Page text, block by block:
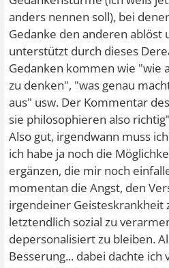
anders nennen soll), bei
Gedanke den anderen ablöst
unterstützt durch dieses
Gedanken kommen wie "wie
zu denken", "was genau
aus" usw. Der Kommentar
sie philosophieren also
Also gut, irgendwann muss
ich habe ja noch die
ergänzen, die mir noch
momentan die Angst, den
irgendeiner Geisteskrankheit
letztendlich sozial zu
depersonalisiert zu bleiben.
Besserung... dabei dachte ich